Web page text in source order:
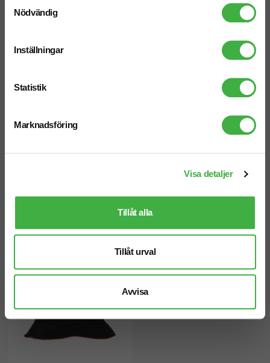
Nödvändig
Inställningar
Statistik
Marknadsföring
Visa detaljer
Tillåt alla
Tillåt urval
Avvisa
Fritidshatt 4107 Lättvikt
17 arbetsdagar